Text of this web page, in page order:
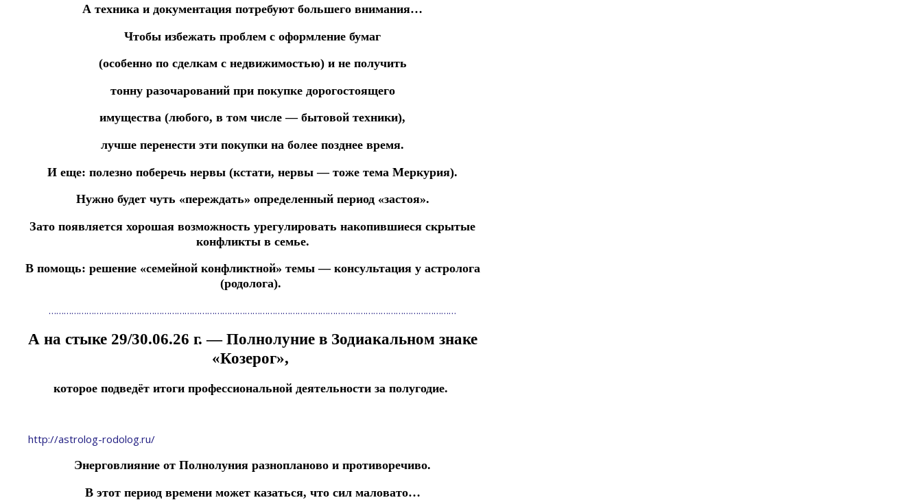
А техника и документация потребуют большего внимания…
Чтобы избежать проблем с оформление бумаг
(особенно по сделкам с недвижимостью) и не получить
тонну разочарований при покупке дорогостоящего
имущества (любого, в том числе — бытовой техники),
лучше перенести эти покупки на более позднее время.
И еще: полезно поберечь нервы (кстати, нервы — тоже тема Меркурия).
Нужно будет чуть «переждать» определенный период «застоя».
Зато появляется хорошая возможность урегулировать накопившиеся скрытые
конфликты в семье.
В помощь: решение «семейной конфликтной» темы — консультацияу астролога
(родолога).
………………………………………………………………………………………………………………………………………………
А на стыке 29/30.06.26 г. — Полнолуние в Зодиакальном знаке
«Козерог»,
которое подведёт итоги профессиональной деятельности за полугодие.
http://astrolog-rodolog.ru/
Энерговлияние от Полнолуния разнопланово и противоречиво.
В этот период времени может казаться, что сил маловато…